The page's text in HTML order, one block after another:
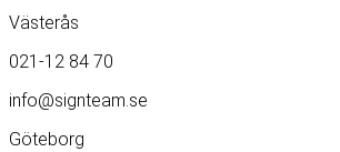
Västerås
021-12 84 70
info@signteam.se
Göteborg